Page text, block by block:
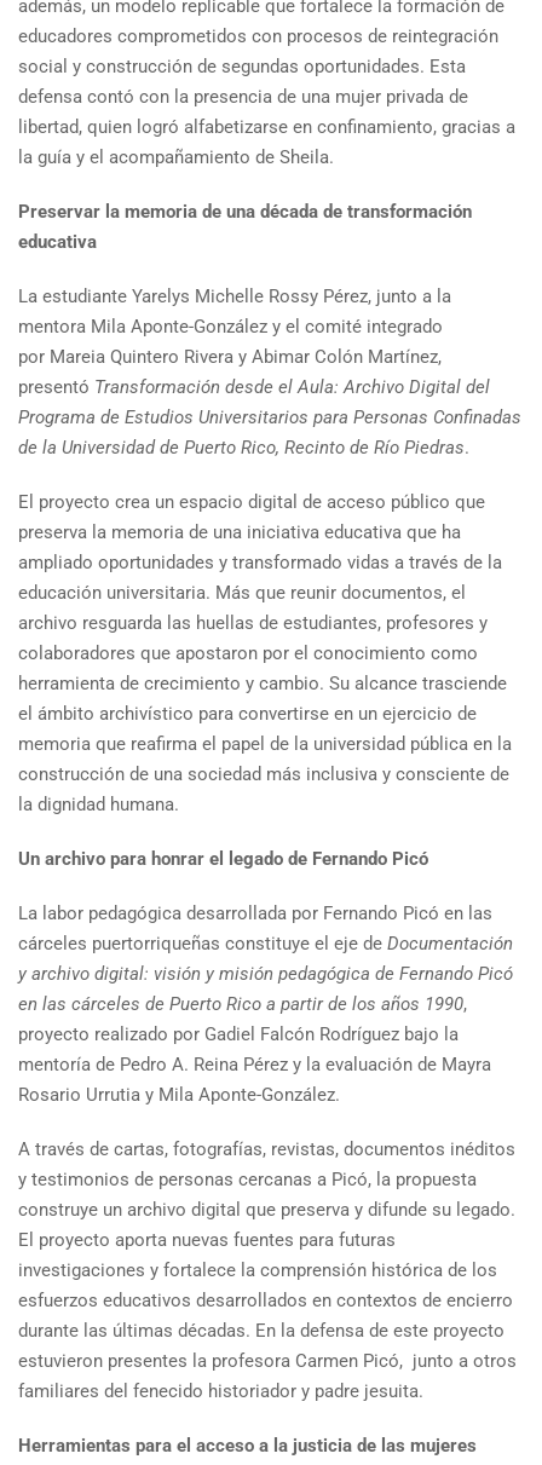
además, un modelo replicable que fortalece la formación de
educadores comprometidos con procesos de reintegración
social y construcción de segundas oportunidades. Esta
defensa contó con la presencia de una mujer privada de
libertad, quien logró alfabetizarse en confinamiento, gracias a
la guía y el acompañamiento de Sheila.
Preservar la memoria de una década de transformación
educativa
La estudiante Yarelys Michelle Rossy Pérez, junto a la
mentora Mila Aponte-González y el comité integrado
por Mareia Quintero Rivera y Abimar Colón Martínez,
presentó Transformación desde el Aula: Archivo Digital del
Programa de Estudios Universitarios para Personas Confinadas
de la Universidad de Puerto Rico, Recinto de Río Piedras.
El proyecto crea un espacio digital de acceso público que
preserva la memoria de una iniciativa educativa que ha
ampliado oportunidades y transformado vidas a través de la
educación universitaria. Más que reunir documentos, el
archivo resguarda las huellas de estudiantes, profesores y
colaboradores que apostaron por el conocimiento como
herramienta de crecimiento y cambio. Su alcance trasciende
el ámbito archivístico para convertirse en un ejercicio de
memoria que reafirma el papel de la universidad pública en la
construcción de una sociedad más inclusiva y consciente de
la dignidad humana.
Un archivo para honrar el legado de Fernando Picó
La labor pedagógica desarrollada por Fernando Picó en las
cárceles puertorriqueñas constituye el eje de Documentación
y archivo digital: visión y misión pedagógica de Fernando Picó
en las cárceles de Puerto Rico a partir de los años 1990,
proyecto realizado por Gadiel Falcón Rodríguez bajo la
mentoría de Pedro A. Reina Pérez y la evaluación de Mayra
Rosario Urrutia y Mila Aponte-González.
A través de cartas, fotografías, revistas, documentos inéditos
y testimonios de personas cercanas a Picó, la propuesta
construye un archivo digital que preserva y difunde su legado.
El proyecto aporta nuevas fuentes para futuras
investigaciones y fortalece la comprensión histórica de los
esfuerzos educativos desarrollados en contextos de encierro
durante las últimas décadas. En la defensa de este proyecto
estuvieron presentes la profesora Carmen Picó, junto a otros
familiares del fenecido historiador y padre jesuita.
Herramientas para el acceso a la justicia de las mujeres